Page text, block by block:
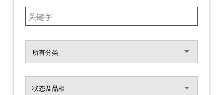
Search for: